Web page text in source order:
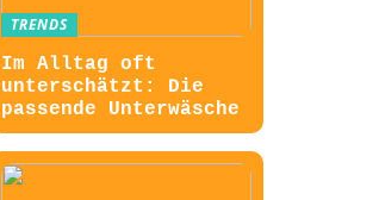
TRENDS
Im Alltag oft
unterschätzt: Die
passende Unterwäsche